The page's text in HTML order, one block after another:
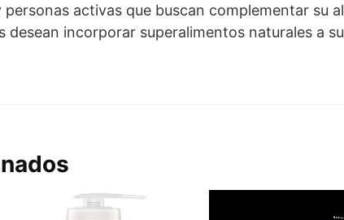
activas que buscan complementar su
desean incorporar superalimentos naturales a